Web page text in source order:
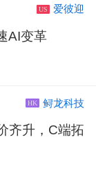
US 爱彼迎
AI变革
HK 鲟龙科技
齐升，C端拓